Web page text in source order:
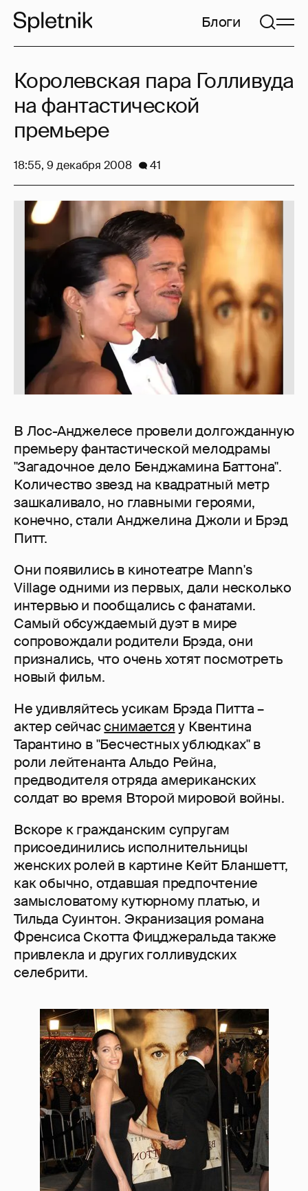
Блоги
В Лос-Анджелесе провели долгожданную
премьеру фантастической мелодрамы
"Загадочное дело Бенджамина Баттона".
Количество звезд на квадратный метр
зашкаливало, но главными героями,
конечно, стали Анджелина Джоли и Брэд
Питт.
Они появились в кинотеатре Mann's
Village одними из первых, дали несколько
интервью и пообщались с фанатами.
Самый обсуждаемый дуэт в мире
сопровождали родители Брэда, они
признались, что очень хотят посмотреть
новый фильм.
Не удивляйтесь усикам Брэда Питта –
актер сейчасснимаетсяу Квентина
Тарантино в "Бесчестных ублюдках" в
роли лейтенанта Альдо Рейна,
предводителя отряда американских
солдат во время Второй мировой войны.
Вскоре к гражданским супругам
присоединились исполнительницы
женских ролей в картине Кейт Бланшетт,
как обычно, отдавшая предпочтение
замысловатому кутюрному платью, и
Тильда Суинтон. Экранизация романа
Френсиса Скотта Фицджеральда также
привлекла и других голливудских
селебрити.
Королевская пара Голливуда
на фантастической
премьере
18:55, 9 декабря 2008 41